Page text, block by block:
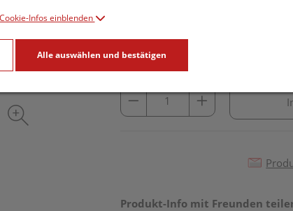
lieferbar
Produkt-Info mit Freunden
Infos einblenden
Alle auswählen und bestätigen